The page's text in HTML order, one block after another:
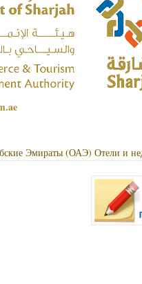
Эмираты (ОАЭ) Отели и